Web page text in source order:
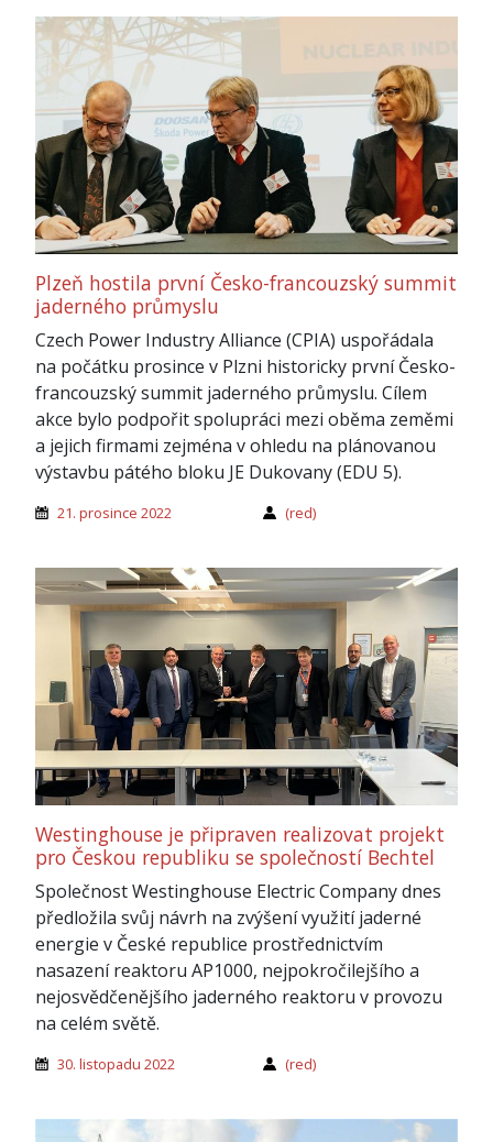
Plzeň hostila první Česko-francouzský summit
jaderného průmyslu
Czech Power Industry Alliance (CPIA) uspořádala
na počátku prosince v Plzni historicky první Česko-
francouzský summit jaderného průmyslu. Cílem
akce bylo podpořit spolupráci mezi oběma zeměmi
a jejich firmami zejména v ohledu na plánovanou
výstavbu pátého bloku JE Dukovany (EDU 5).
21. prosince 2022 (red)
Westinghouse je připraven realizovat projekt
pro Českou republiku se společností Bechtel
Společnost Westinghouse Electric Company dnes
předložila svůj návrh na zvýšení využití jaderné
energie v České republice prostřednictvím
nasazení reaktoru AP1000, nejpokročilejšího a
nejosvědčenějšího jaderného reaktoru v provozu
na celém světě.
30. listopadu 2022 (red)